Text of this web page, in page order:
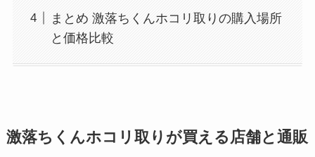
まとめ 激落ちくんホコリ取りの購入場所
と価格比較
激落ちくんホコリ取りが買える店舗と通販